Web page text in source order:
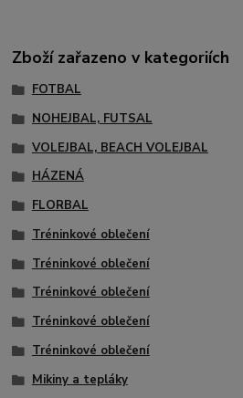
Zboží zařazeno v kategoriích
FOTBAL
NOHEJBAL, FUTSAL
VOLEJBAL, BEACH VOLEJBAL
HÁZENÁ
FLORBAL
Tréninkové oblečení
Tréninkové oblečení
Tréninkové oblečení
Tréninkové oblečení
Tréninkové oblečení
Mikiny a tepláky